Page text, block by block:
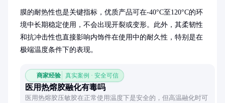
膜的耐热性也是关键指标，优质产品可在-40°C至120°C的环
境中长期稳定使用，不会出现开裂或变形。此外，其柔韧性
和抗冲击性也直接影响内饰件在使用中的耐久性，特别是在
极端温度条件下的表现。
商家经验 真实案例 · 安全可信
医用热熔胶融化有毒吗
医用热熔胶压敏胶在正常使用温度下是安全的，但高温融化时可